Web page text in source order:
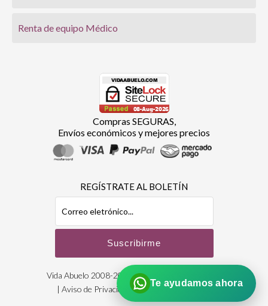
Renta de equipo Médico
Compras SEGURAS,
Envíos económicos y mejores precios
REGÍSTRATE AL BOLETÍN
Vida Abuelo 2008-2026 | Derechos Reservados
| Aviso de Privacidad| Designed by:Bioxnet
Te ayudamos ahora